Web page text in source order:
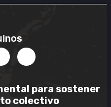
para sostener
colectivo